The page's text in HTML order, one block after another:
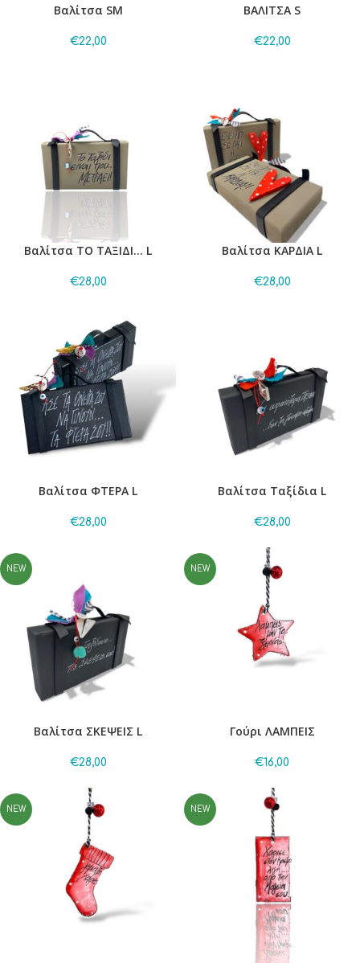
Βαλίτσα SM
€22,00
ΒΑΛΙΤΣΑ S
€22,00
Βαλίτσα ΤΟ ΤΑΞΙΔΙ… L
€28,00
Βαλίτσα ΚΑΡΔΙΑ L
€28,00
Βαλίτσα ΦΤΕΡΑ L
€28,00
Βαλίτσα Ταξίδια L
€28,00
NEW
Βαλίτσα ΣΚΕΨΕΙΣ L
€28,00
NEW
Γούρι ΛΑΜΠΕΙΣ
€16,00
NEW NEW